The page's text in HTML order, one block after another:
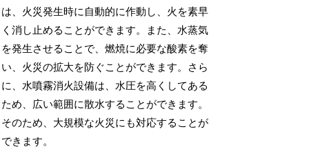
は、火災発生時に自動的に作動し、火を素早
く消し止めることができます。また、水蒸気
を発生させることで、燃焼に必要な酸素を奪
い、火災の拡大を防ぐことができます。さら
に、水噴霧消火設備は、水圧を高くしてある
ため、広い範囲に散水することができます。
そのため、大規模な火災にも対応することが
できます。